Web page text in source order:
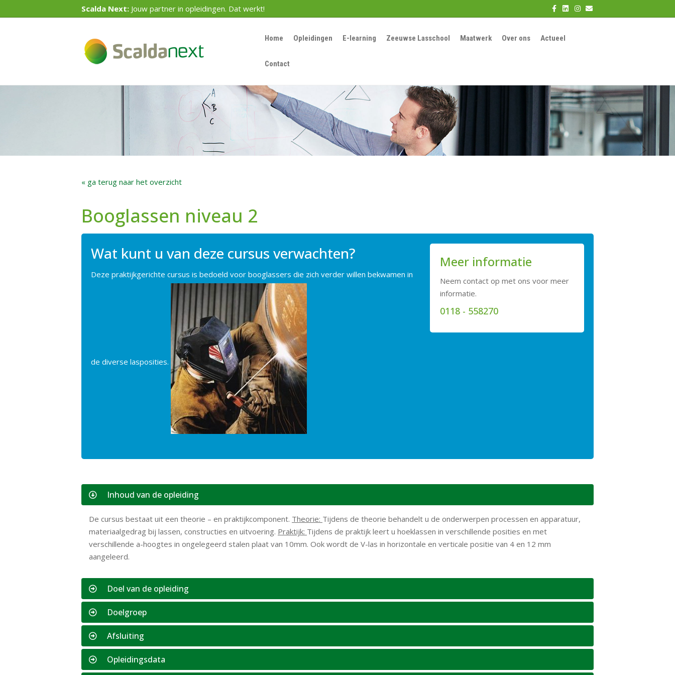
Scalda Next: Jouw partner in opleidingen. Dat werkt! Facebook
LinkedinInstagram
Email
Home Opleidingen E-learning Zeeuwse Lasschool Maatwerk Over ons Actueel
Contact
« ga terug naar het overzicht
Booglassen niveau 2
Wat kunt u van deze cursus verwachten?
Deze praktijkgerichte cursus is bedoeld voor booglassers die zich verder willen bekwamen in
de diverse lasposities.
Meer informatie
Neem contact op met ons voor meer
informatie.
0118 - 558270
Inhoud van de opleiding
De cursus bestaat uit een theorie – en praktijkcomponent. Theorie: Tijdens de theorie behandelt u de onderwerpen processen en apparatuur,
materiaalgedrag bij lassen, constructies en uitvoering. Praktijk: Tijdens de praktijk leert u hoeklassen in verschillende posities en met
verschillende a-hoogtes in ongelegeerd stalen plaat van 10mm. Ook wordt de V-las in horizontale en verticale positie van 4 en 12 mm
aangeleerd.
Doel van de opleiding
Doelgroep
Afsluiting
Opleidingsdata